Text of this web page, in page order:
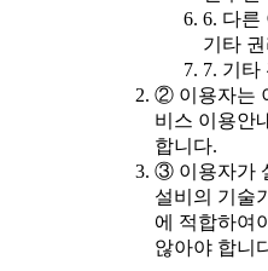
6. 다른
기타
7. 기타
② 이용자는
비스 이용안
합니다.
③ 이용자가
설비의 기술
에 적합하여
않아야 합니